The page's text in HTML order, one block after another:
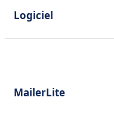
Logiciel
MailerLite